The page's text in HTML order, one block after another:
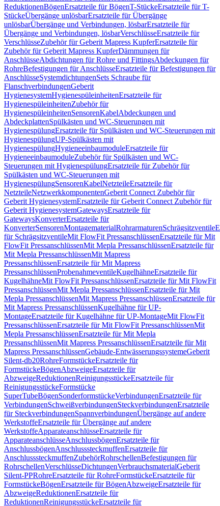
ReduktionenBögenErsatzteile für BögenT-StückeErsatzteile für T-
StückeÜbergänge unlösbarErsatzteile für Übergänge
unlösbarÜbergänge und Verbindungen, lösbarErsatzteile für
Übergänge und Verbindungen, lösbarVerschlüsseErsatzteile für
VerschlüsseZubehör für Geberit Mapress KupferErsatzteile für
Zubehör für Geberit Mapress KupferDämmungen für
AnschlüsseAbdichtungen für Rohre und FittingsAbdeckungen für
RohreBefestigungen für AnschlüsseErsatzteile für Befestigungen für
AnschlüsseSystemdichtungenSets Schraube für
FlanschverbindungenGeberit
HygienesystemHygienespüleinheitenErsatzteile für
HygienespüleinheitenZubehör für
HygienespüleinheitenSensorenKabelAbdeckungen und
AbdeckplattenSpülkästen und WC-Steuerungen mit
HygienespülungErsatzteile für Spülkästen und WC-Steuerungen mit
HygienespülungUP-Spülkästen mit
HygienespülungHygieneeinbaumoduleErsatzteile für
HygieneeinbaumoduleZubehör für Spülkästen und WC-
Steuerungen mit HygienespülungErsatzteile für Zubehör für
Spülkästen und WC-Steuerungen mit
HygienespülungSensorenKabelNetzteileErsatzteile für
NetzteileNetzwerkkomponentenGeberit Connect Zubehör für
Geberit HygienesystemErsatzteile für Geberit Connect Zubehör für
Geberit HygienesystemGatewaysErsatzteile für
GatewaysKonverterErsatzteile für
KonverterSensorenMontagematerialRohrarmaturenSchrägsitzventile
für SchrägsitzventileMit FlowFit PressanschlüssenErsatzteile für Mit
FlowFit PressanschlüssenMit Mepla PressanschlüssenErsatzteile für
Mit Mepla PressanschlüssenMit Mapress
PressanschlüssenErsatzteile für Mit Mapress
PressanschlüssenProbenahmeventileKugelhähneErsatzteile für
KugelhähneMit FlowFit PressanschlüssenErsatzteile für Mit FlowFit
PressanschlüssenMit Mepla PressanschlüssenErsatzteile für Mit
Mepla PressanschlüssenMit Mapress PressanschlüssenErsatzteile für
Mit Mapress PressanschlüssenKugelhähne für UP-
MontageErsatzteile für Kugelhähne für UP-MontageMit FlowFit
PressanschlüssenErsatzteile für Mit FlowFit PressanschlüssenMit
Mepla PressanschlüssenErsatzteile für Mit Mepla
PressanschlüssenMit Mapress PressanschlüssenErsatzteile für Mit
Mapress PressanschlüssenGebäude-EntwässerungssystemeGeberit
Silent-db20RohreFormstückeErsatzteile für
FormstückeBögenAbzweigeErsatzteile für
AbzweigeReduktionenReinigungsstückeErsatzteile für
ReinigungsstückeFormstücke
SuperTubeBögenSonderformstückeVerbindungenErsatzteile für
VerbindungenSchweißverbindungenSteckverbindungenErsatzteile
für SteckverbindungenSpannverbindungenÜbergänge auf andere
WerkstoffeErsatzteile für Übergänge auf andere
WerkstoffeApparateanschlüsseErsatzteile für
ApparateanschlüsseAnschlussbögenErsatzteile für
AnschlussbögenAnschlusssteckmuffenErsatzteile für
AnschlusssteckmuffenZubehörRohrschellenBefestigungen für
RohrschellenVerschlüsseDichtungenVerbrauchsmaterialGeberit
Silent-PPRohreErsatzteile für RohreFormstückeErsatzteile für
FormstückeBögenErsatzteile für BögenAbzweigeErsatzteile für
AbzweigeReduktionenErsatzteile für
ReduktionenReinigungsstückeErsatzteile für